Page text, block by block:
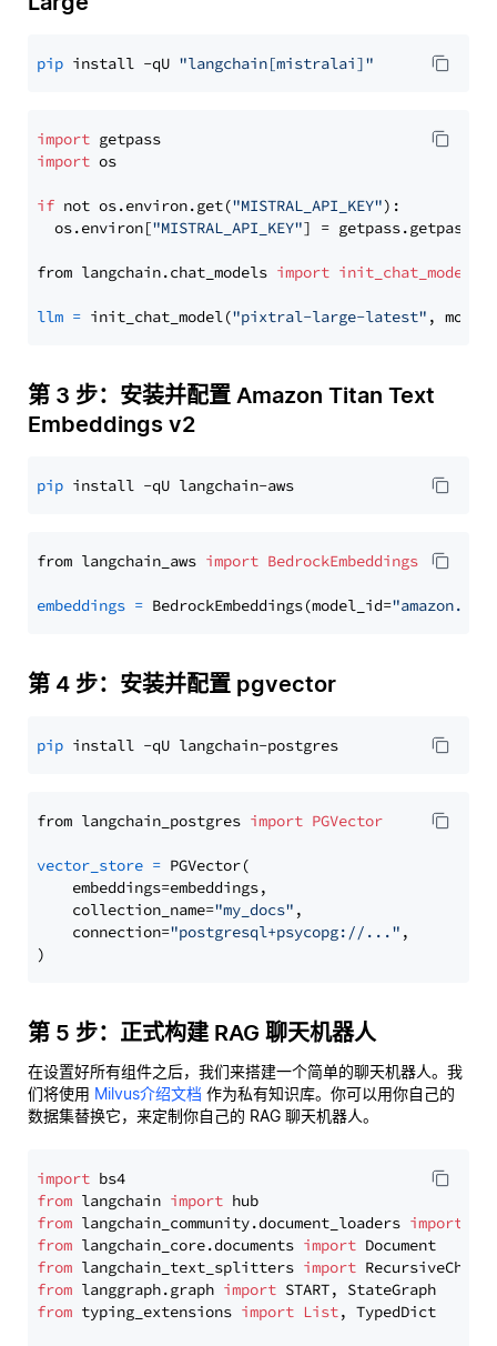
pip install -qU "langchain[mistralai]"
import
import os
if not os.environ.get("MISTRAL_API_KEY"):
  os.environ[
"MISTRAL_API_KEY"] = getpass.getpass(
from langchain.chat_models import init_chat_model
llm = init_chat_model("pixtral-large-latest" ,
第 3 步：安装并配置 Amazon Titan Text
Embeddings v2
pip
from langchain_aws import BedrockEmbeddings
embeddings = BedrockEmbeddings(model_id=
第 4 步：安装并配置 pgvector
pip
from langchain_postgres import PGVector
vector_store = PGVector(
    embeddings=embeddings,
    collection_name=
"my_docs" ,
    connection=
"postgresql+psycopg://..." ,
第 5 步：正式构建 RAG 聊天机器人
在设置好所有组件之后，我们来搭建一个简单的聊天机器人。我
们将使用 Milvus介绍文档 作为私有知识库。你可以用你自己的
数据集替换它，来定制你自己的 RAG 聊天机器人。
import
from langchain import
from langchain_community.document_loaders import
from langchain_core.documents import
from langchain_text_splitters import
from langgraph.graph import
from typing_extensions import List, TypedDict